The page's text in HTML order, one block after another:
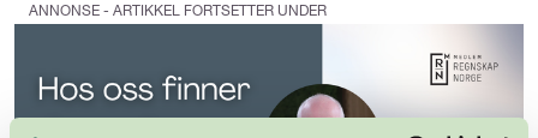
ANNONSE - ARTIKKEL FORTSETTER UNDER